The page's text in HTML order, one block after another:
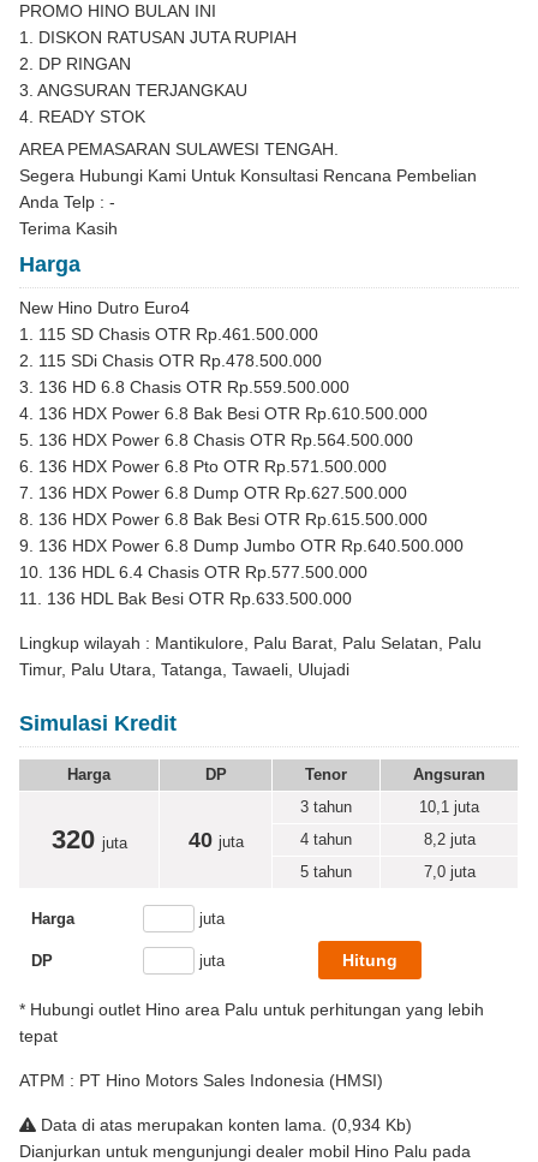
PROMO HINO BULAN INI
1. DISKON RATUSAN JUTA RUPIAH
2. DP RINGAN
3. ANGSURAN TERJANGKAU
4. READY STOK
AREA PEMASARAN SULAWESI TENGAH.
Segera Hubungi Kami Untuk Konsultasi Rencana Pembelian
Anda Telp : -
Terima Kasih
Harga
New Hino Dutro Euro4
1. 115 SD Chasis OTR Rp.461.500.000
2. 115 SDi Chasis OTR Rp.478.500.000
3. 136 HD 6.8 Chasis OTR Rp.559.500.000
4. 136 HDX Power 6.8 Bak Besi OTR Rp.610.500.000
5. 136 HDX Power 6.8 Chasis OTR Rp.564.500.000
6. 136 HDX Power 6.8 Pto OTR Rp.571.500.000
7. 136 HDX Power 6.8 Dump OTR Rp.627.500.000
8. 136 HDX Power 6.8 Bak Besi OTR Rp.615.500.000
9. 136 HDX Power 6.8 Dump Jumbo OTR Rp.640.500.000
10. 136 HDL 6.4 Chasis OTR Rp.577.500.000
11. 136 HDL Bak Besi OTR Rp.633.500.000
Lingkup wilayah : Mantikulore, Palu Barat, Palu Selatan, Palu
Timur, Palu Utara, Tatanga, Tawaeli, Ulujadi
Simulasi Kredit
Harga DP Tenor Angsuran
320 juta 40 juta
3 tahun 10,1 juta
4 tahun
8,2 juta
5 tahun
7,0 juta
Harga juta
DP juta
* Hubungi outlet Hino area Palu untuk perhitungan yang lebih
tepat
ATPM : PT Hino Motors Sales Indonesia (HMSI)
Data di atas merupakan konten lama. (0,934 Kb)
Dianjurkan untuk mengunjungi dealer mobil Hino Palu pada